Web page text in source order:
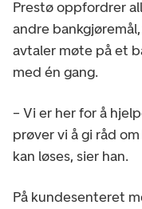
Prestø oppfordrer
andre
avtaler møte på et
med én gang.
– Vi er her for å
prøver vi å gi råd
kan løses, sier han.
På kundesenteret